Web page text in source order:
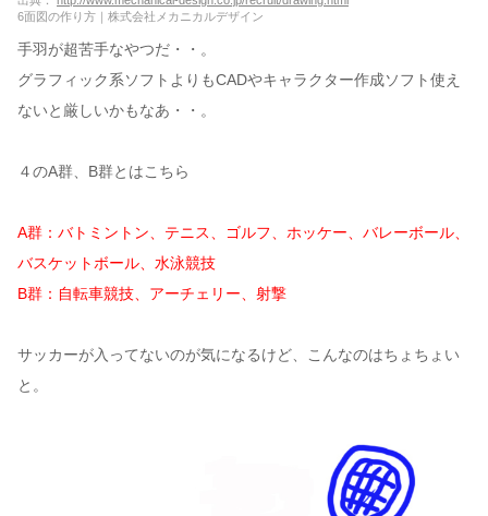
6面図の作り方｜株式会社メカニカルデザイン
手羽が超苦手なやつだ・・。
グラフィック系ソフトよりもCADやキャラクター作成ソフト使え
ないと厳しいかもなあ・・。
４のA群、B群とはこちら
A群：バトミントン、テニス、ゴルフ、ホッケー、バレーボール、
バスケットボール、水泳競技
B群：自転車競技、アーチェリー、射撃
サッカーが入ってないのが気になるけど、こんなのはちょちょい
と。